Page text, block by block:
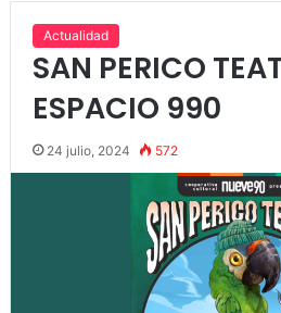
Actualidad
SAN PERICO
ESPACIO 990
24 julio, 2024 572